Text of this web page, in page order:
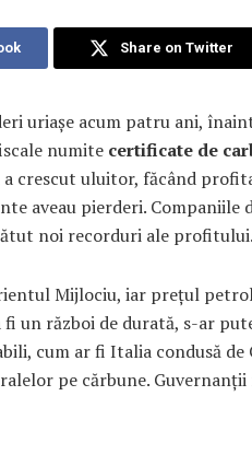
Share on Twitter
uriașe acum patru ani,
numite certificate de
crescut uluitor, făcând
aveau pierderi. Companiile
noi recorduri ale profitului.
Mijlociu, iar prețul
un război de durată, s-ar
cum ar fi Italia condusă de
pe cărbune.